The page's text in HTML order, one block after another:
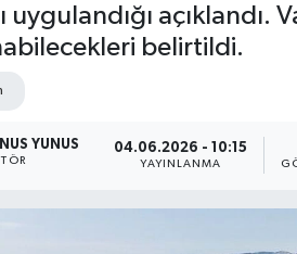
uygulandığı
belirtildi.
YUNUS 04.06.2026 - 10:15
YAYINLANMA